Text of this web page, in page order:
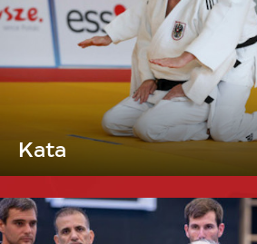
Kata